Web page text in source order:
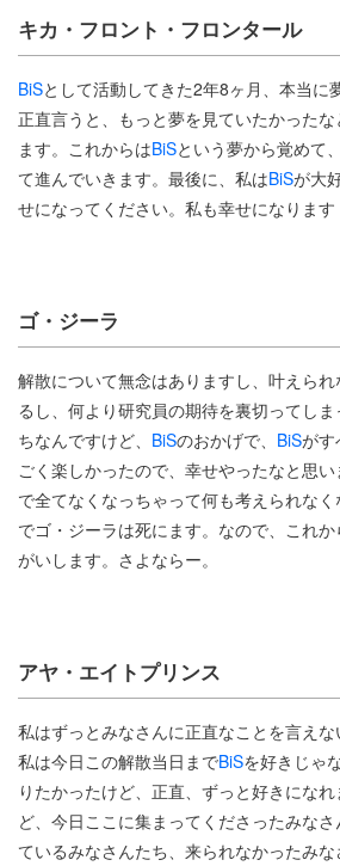
キカ・フロント・フロンタール
BiSとして活動してきた2年8ヶ月、本当に
正直言うと、もっと夢を見ていたかった
ます。これからはBiSという夢から覚めて
て進んでいきます。最後に、私はBiSが大
せになってください。私も幸せになります
ゴ・ジーラ
解散について無念はありますし、叶えら
るし、何より研究員の期待を裏切ってし
ちなんですけど、 BiSのおかげで、 BiSがす
ごく楽しかったので、幸せやったなと思
で全てなくなっちゃって何も考えられな
でゴ・ジーラは死にます。なので、これか
がいします。さよならー。
アヤ・エイトプリンス
私はずっとみなさんに正直なことを言えな
私は今日この解散当日までBiSを好きじゃ
りたかったけど、正直、ずっと好きにな
ど、今日ここに集まってくださったみな
ているみなさんたち、来られなかったみ